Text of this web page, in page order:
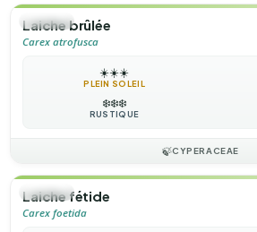
🌿HERBE
Laiche brûlée
Carex atrofusca
☀️☀️☀️
PLEIN SOLEIL
❄️❄️❄️
RUSTIQUE
🍃CYPERACEAE
🌿HERBE
Laiche fétide
Carex foetida